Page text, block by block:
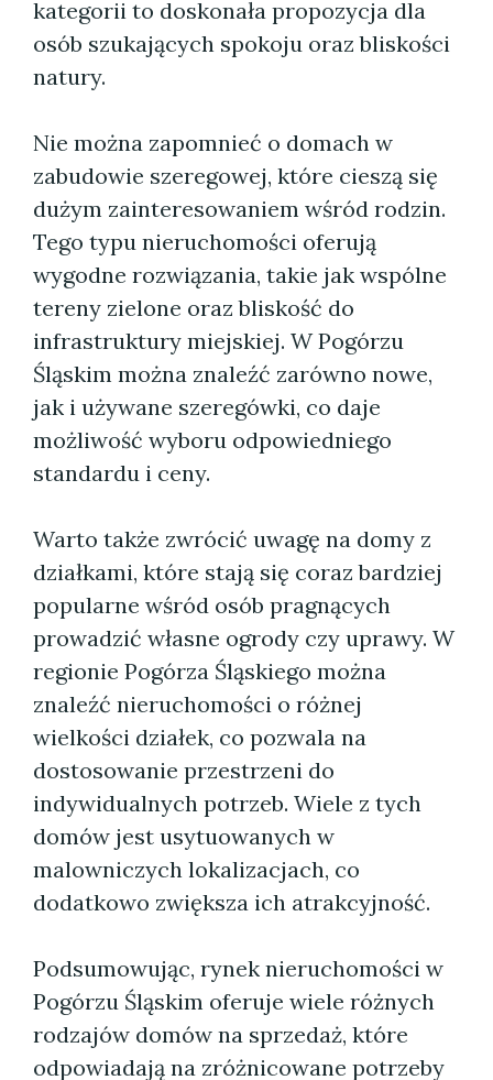
kategorii to doskonała propozycja dla
osób szukających spokoju oraz bliskości
natury.
Nie można zapomnieć o domach w
zabudowie szeregowej, które cieszą się
dużym zainteresowaniem wśród rodzin.
Tego typu nieruchomości oferują
wygodne rozwiązania, takie jak wspólne
tereny zielone oraz bliskość do
infrastruktury miejskiej. W Pogórzu
Śląskim można znaleźć zarówno nowe,
jak i używane szeregówki, co daje
możliwość wyboru odpowiedniego
standardu i ceny.
Warto także zwrócić uwagę na domy z
działkami, które stają się coraz bardziej
popularne wśród osób pragnących
prowadzić własne ogrody czy uprawy. W
regionie Pogórza Śląskiego można
znaleźć nieruchomości o różnej
wielkości działek, co pozwala na
dostosowanie przestrzeni do
indywidualnych potrzeb. Wiele z tych
domów jest usytuowanych w
malowniczych lokalizacjach, co
dodatkowo zwiększa ich atrakcyjność.
Podsumowując, rynek nieruchomości w
Pogórzu Śląskim oferuje wiele różnych
rodzajów domów na sprzedaż, które
odpowiadają na zróżnicowane potrzeby